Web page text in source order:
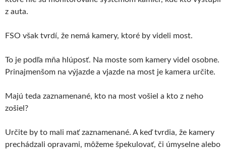
z auta.
FSO však tvrdí, že nemá kamery, ktoré by videli most.
To je podľa mňa hlúposť. Na moste som kamery videl osobne.
Prinajmenšom na výjazde a vjazde na most je kamera určite.
Majú teda zaznamenané, kto na most vošiel a kto z neho
zošiel?
Určite by to mali mať zaznamenané. A keď tvrdia, že kamery
prechádzali opravami, môžeme špekulovať, či úmyselne alebo